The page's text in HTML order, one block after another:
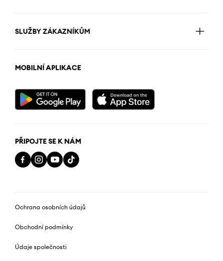
SLUŽBY ZÁKAZNÍKŮM
MOBILNÍ APLIKACE
PŘIPOJTE SE K NÁM
Ochrana osobních údajů
Obchodní podmínky
Údaje společnosti